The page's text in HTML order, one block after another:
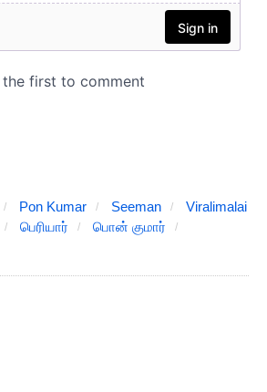
Pon Kumar Seeman
Viralimalai
பெரியார்
பொன் குமார்